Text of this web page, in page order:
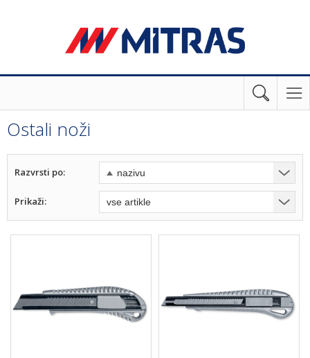
Ostali noži
Razvrsti po:
Prikaži: